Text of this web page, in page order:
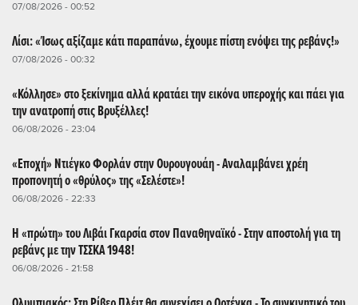
07/08/2026 - 00:52
Λίσι: «Ίσως αξίζαμε κάτι παραπάνω, έχουμε πίστη ενόψει της ρεβάνς!»
07/08/2026 - 00:32
«Κόλλησε» στο ξεκίνημα αλλά κρατάει την εικόνα υπεροχής και πάει για
την ανατροπή στις Βρυξέλλες!
06/08/2026 - 23:04
«Εποχή» Ντιέγκο Φορλάν στην Ουρουγουάη - Αναλαμβάνει χρέη
προπονητή ο «θρύλος» της «Σελέστε»!
06/08/2026 - 22:33
Η «πρώτη» του Λιβάι Γκαρσία στον Παναθηναϊκό - Στην αποστολή για τη
ρεβάνς με την ΤΣΣΚΑ 1948!
06/08/2026 - 21:58